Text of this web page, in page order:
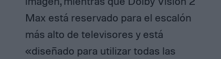
Max está reservado para el escalón
más alto de televisores y está
«diseñado para utilizar todas las